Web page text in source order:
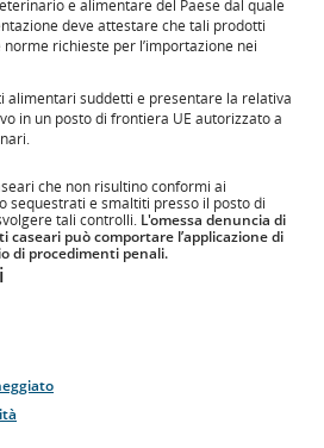
e alimentare del Paese dal quale
deve attestare che tali prodotti
richieste per l’importazione nei
alimentari suddetti e presentare la relativa
in un posto di frontiera UE autorizzato a
che non risultino conformi ai
sequestrati e smaltiti presso il posto di
tali controlli. L'omessa denuncia di
può comportare l’applicazione di
di procedimenti penali.